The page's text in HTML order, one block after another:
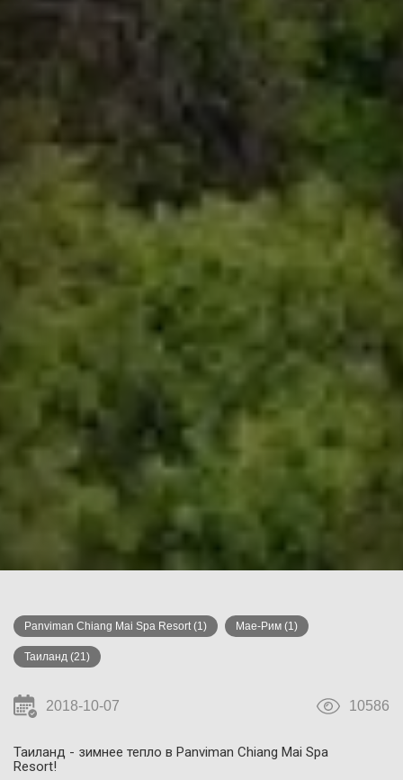
Panviman Chiang Mai Spa Resort (1) Мае-Рим (1)
Таиланд (21)
2018-10-07 10586
Таиланд - зимнее тепло в Panviman Chiang Mai Spa
Resort!